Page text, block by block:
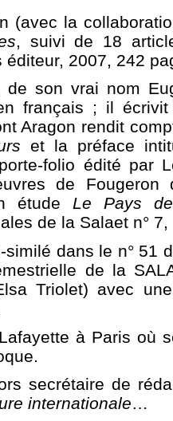
(avec la
, suivi de 18
éditeur, 2007, 242
de son vrai nom
français ; il écrivit
Aragon rendit
et la préface
folio édité par
de
étude Le Pays
de la Salaet n°
similé dans le n° 51
de la
Triolet) avec
à Paris où
secrétaire de
internationale…